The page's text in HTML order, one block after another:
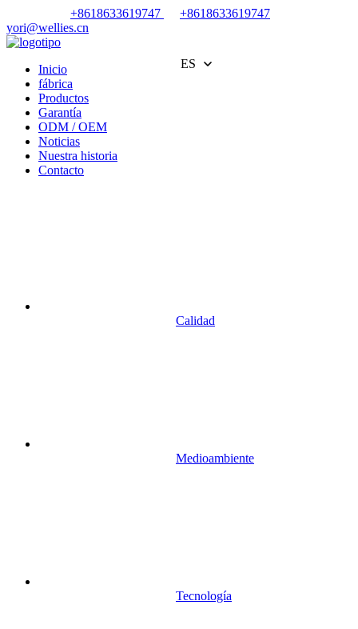
+8618633619747
+8618633619747
yori@wellies.cn
ES
Inicio
fábrica
Productos
Garantía
ODM / OEM
Noticias
Nuestra historia
Contacto
Calidad
Medioambiente
Tecnología